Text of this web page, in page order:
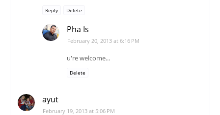
Reply Delete
Pha Is
February 20, 2013 at 6:16 PM
u're welcome...
Delete
ayut
February 19, 2013 at 5:06 PM